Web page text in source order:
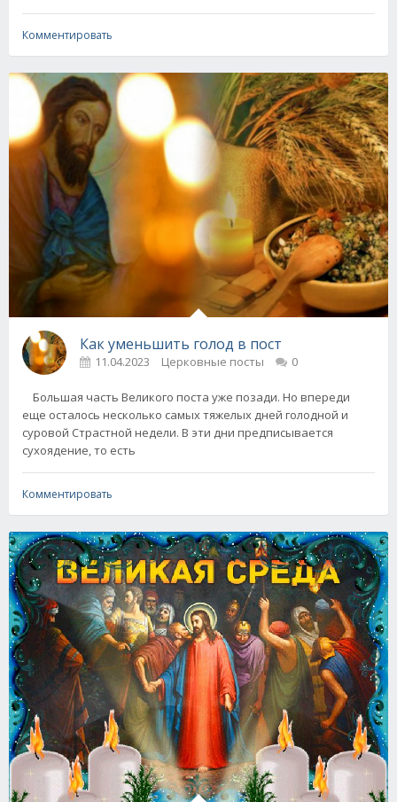
Комментировать
Как уменьшить голод в пост
11.04.2023 Церковные посты 0
Большая часть Великого поста уже позади. Но впереди
еще осталось несколько самых тяжелых дней голодной и
суровой Страстной недели. В эти дни предписывается
сухоядение, то есть
Комментировать